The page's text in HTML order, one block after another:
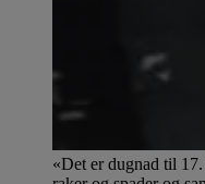
«Det er dugnad til